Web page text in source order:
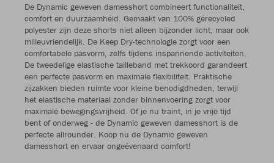
De Dynamic geweven damesshort combineert functionaliteit,
comfort en duurzaamheid. Gemaakt van 100% gerecycled
polyester zijn deze shorts niet alleen bijzonder licht, maar ook
milieuvriendelijk. De Keep Dry-technologie zorgt voor een
comfortabele pasvorm, zelfs tijdens inspannende activiteiten.
De tweedelige elastische tailleband met trekkoord garandeert
een perfecte pasvorm en maximale flexibiliteit. Praktische
zijzakken bieden ruimte voor kleine benodigdheden, terwijl
het elastische materiaal zonder binnenvoering zorgt voor
maximale bewegingsvrijheid. Of je nu traint, in je vrije tijd
bent of onderweg - de Dynamic geweven damesshort is de
perfecte allrounder. Koop nu de Dynamic geweven
damesshort en ervaar ongeëvenaard comfort!